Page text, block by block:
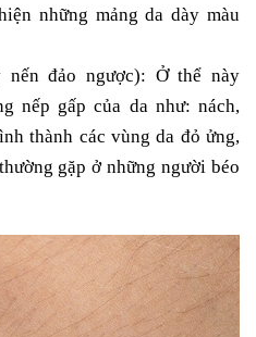
những mảng da dày màu
đảo ngược): Ở thể này
nếp gấp của da như: nách,
thành các vùng da đỏ ửng,
gặp ở những người béo